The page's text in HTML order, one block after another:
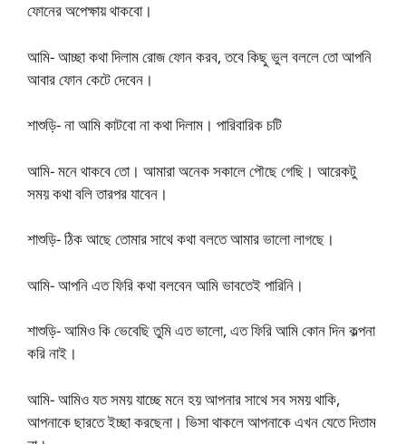
ফোনের অপেক্ষায় থাকবো।
আমি- আচ্ছা কথা দিলাম রোজ ফোন করব, তবে কিছু ভুল বললে তো আপনি
আবার ফোন কেটে দেবেন।
শাশুড়ি- না আমি কাটবো না কথা দিলাম। পারিবারিক চটি
আমি- মনে থাকবে তো। আমারা অনেক সকালে পৌছে গেছি। আরেকটু
সময় কথা বলি তারপর যাবেন।
শাশুড়ি- ঠিক আছে তোমার সাথে কথা বলতে আমার ভালো লাগছে।
আমি- আপনি এত ফিরি কথা বলবেন আমি ভাবতেই পারিনি।
শাশুড়ি- আমিও কি ভেবেছি তুমি এত ভালো, এত ফিরি আমি কোন দিন কল্পনা
করি নাই।
আমি- আমিও যত সময় যাচ্ছে মনে হয় আপনার সাথে সব সময় থাকি,
আপনাকে ছারতে ইচ্ছা করছেনা। ভিসা থাকলে আপনাকে এখন যেতে দিতাম